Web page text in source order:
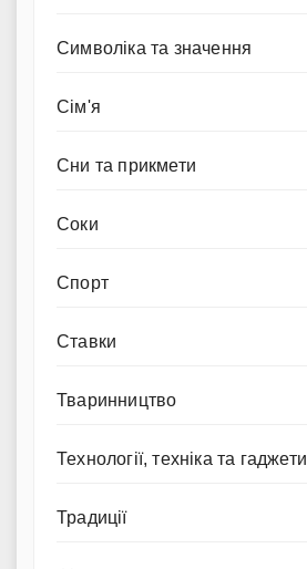
Символіка та значення
Сім'я
Сни та прикмети
Соки
Спорт
Ставки
Тваринництво
Технології, техніка та гаджети
Традиції